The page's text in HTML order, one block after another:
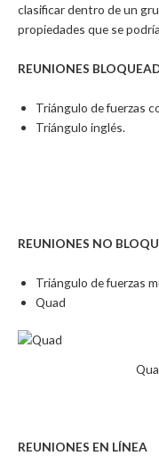
clasificar dentro de un
propiedades que se
REUNIONES
Triángulo de fuerzas
Triángulo inglés.
REUNIONES NO
Triángulo de fuerzas
Quad
REUNIONES EN LÍNEA